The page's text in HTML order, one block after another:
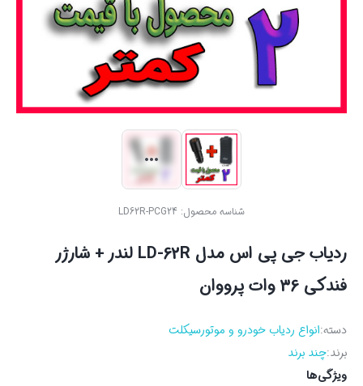
شناسه محصول: LD62R-PCG24
ردیاب جی پی اس مدل LD-62R لندر + شارژر
فندکی 36 وات پرووان
دسته:انواع ردیاب خودرو و موتورسیکلت
برند:چند برند
ویژگی‌ها